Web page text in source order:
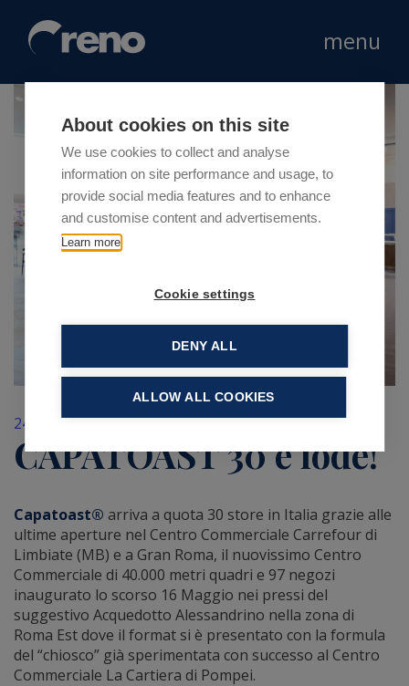
About cookies on this site
We use cookies to collect and analyse
information on site performance and usage, to
provide social media features and to enhance
and customise content and advertisements.
Learn more
Cookie settings
DENY ALL
ALLOW ALL COOKIES
menu
24 Maggio 2019
CAPATOAST 30 e lode!
Capatoast® arriva a quota 30 store in Italia grazie alle
ultime aperture nel Centro Commerciale Carrefour di
Limbiate (MB) e a Gran Roma, il nuovissimo Centro
Commerciale di 40.000 metri quadri e 97 negozi
inaugurato lo scorso 16 Maggio nei pressi del
suggestivo Acquedotto Alessandrino nella zona di
Roma Est dove il format si è presentato con la formula
del “chiosco” già sperimentata con successo al Centro
Commerciale La Cartiera di Pompei.